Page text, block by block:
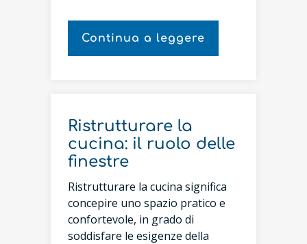
Continua a leggere
Ristrutturare la
cucina: il ruolo delle
finestre
Ristrutturare la cucina significa
concepire uno spazio pratico e
confortevole, in grado di
soddisfare le esigenze della